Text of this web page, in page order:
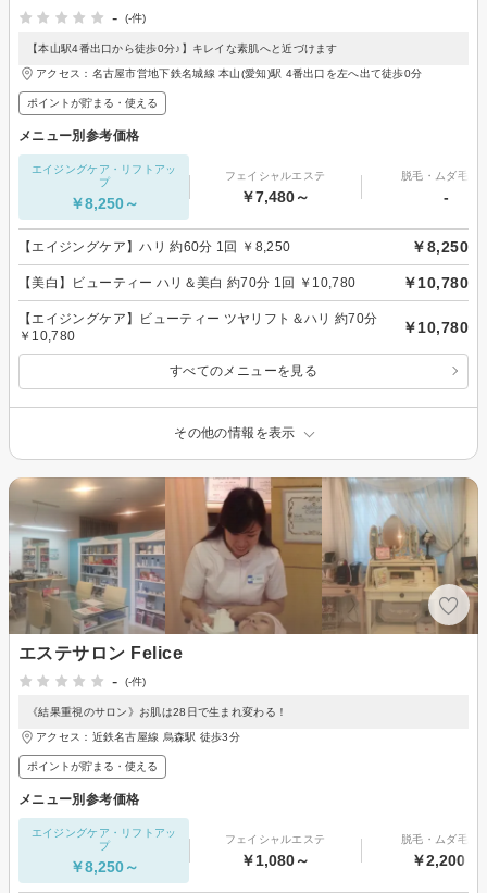
-
(-件)
【本山駅4番出口から徒歩0分♪】キレイな素肌へと近づけます
アクセス：名古屋市営地下鉄名城線 本山(愛知)駅 4番出口を左へ出て徒歩0分
ポイントが貯まる・使える
メニュー別参考価格
エイジングケア・リフトアッ
プ
￥8,250～
フェイシャルエステ
￥7,480～
脱毛・ムダ毛処
-
【エイジングケア】ハリ 約60分 1回 ￥8,250 ￥8,250
【美白】ビューティー ハリ＆美白 約70分 1回 ￥10,780 ￥10,780
【エイジングケア】ビューティー ツヤリフト＆ハリ 約70分
￥10,780
￥10,780
すべてのメニューを見る
その他の情報を表示
エステサロン Felice
-
(-件)
《結果重視のサロン》お肌は28日で生まれ変わる！
アクセス：近鉄名古屋線 烏森駅 徒歩3分
ポイントが貯まる・使える
メニュー別参考価格
エイジングケア・リフトアッ
プ
￥8,250～
フェイシャルエステ
￥1,080～
脱毛・ムダ毛処
￥2,200～